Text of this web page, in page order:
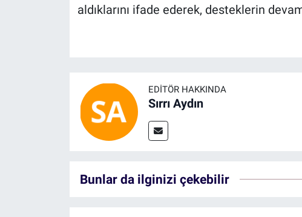
aldıklarını ifade ederek, desteklerin
EDITÖR HAKKINDA
Sırrı Aydın
Bunlar da ilginizi çekebilir